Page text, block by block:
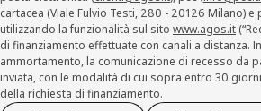
cartacea (Viale Fulvio Testi, 280 - 20126 Milano) e
utilizzando la funzionalità sul sito www.agos.it
di finanziamento effettuate con canali a distanza.
ammortamento, la comunicazione di recesso da
inviata, con le modalità di cui sopra entro 30
della richiesta di finanziamento.